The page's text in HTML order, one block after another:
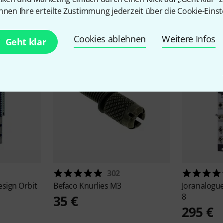
Ihre erteilte Zustimmung jederzeit über die Cookie-
Geht klar Cookies ablehnen Weitere Infos
& passende
Orbit
302
Befaco Knurlies M3
35 €
8
295 €